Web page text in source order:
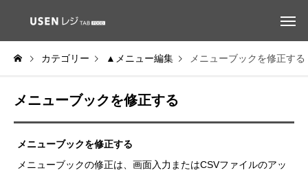
カテゴリー ▲メニュー編集 メニューブックを修正す
メニューブックを修正する
メニューブックを修正する
メニューブックの修正は、画面入力またはCSVファイルのアッ